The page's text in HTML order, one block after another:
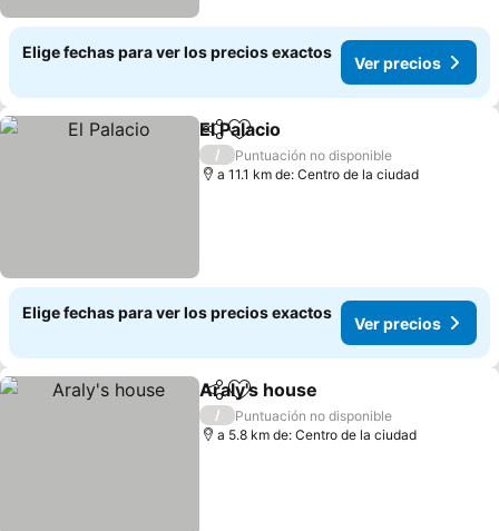
Elige fechas para ver los precios exactos
Ver precios
CompartirAgregar a favoritos
El Palacio
/
Puntuación no disponible
a 11.1 km de: Centro de la ciudad
Elige fechas para ver los precios exactos
Ver precios
CompartirAgregar a favoritos
Araly's house
/
Puntuación no disponible
a 5.8 km de: Centro de la ciudad